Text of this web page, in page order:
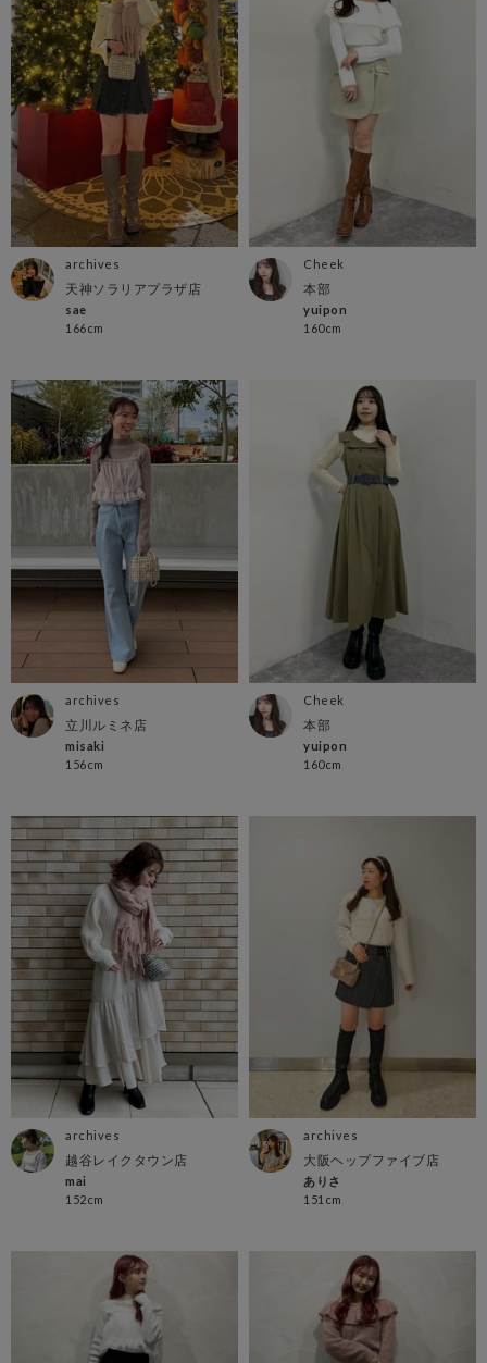
archives
天神ソラリアプラザ店
sae
166cm
Cheek
本部
yuipon
160cm
archives
立川ルミネ店
misaki
156cm
Cheek
本部
yuipon
160cm
archives
越谷レイクタウン店
mai
152cm
archives
大阪ヘップファイブ店
ありさ
151cm